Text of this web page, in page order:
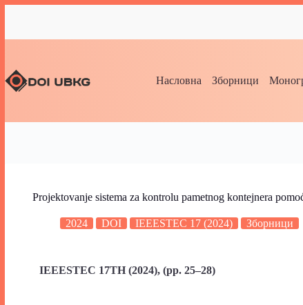
Насловна Зборници
Projektovanje sistema za kontrolu pametnog kontejnera
2024 DOI IEEESTEC 17 (2024) Зборници
IEEESTEC 17TH (2024), (pp. 25–28)